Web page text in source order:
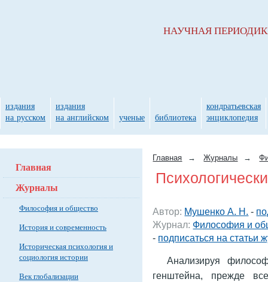
Главная → Журналы →
Автор: Мушенко А. Н. -
Журнал: Философия и
- подписаться на статьи
Анализируя
генштейна, прежде
Главная
Журналы
Философия и общество
История и современность
Историческая психология и
социология истории
Век глобализации
НАУЧНАЯ
издания
на русском
издания
на английском
ученые библиотека
кондратьевская
энциклопедия